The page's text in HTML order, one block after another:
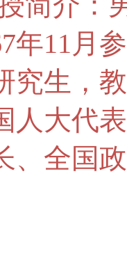
年11月
究生，
人大代
、全国